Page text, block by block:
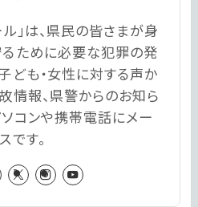
」は、県民の皆さまが身
ために必要な犯罪の発
ども・女性に対する声か
情報、県警からのお知ら
コンや携帯電話にメー
です。